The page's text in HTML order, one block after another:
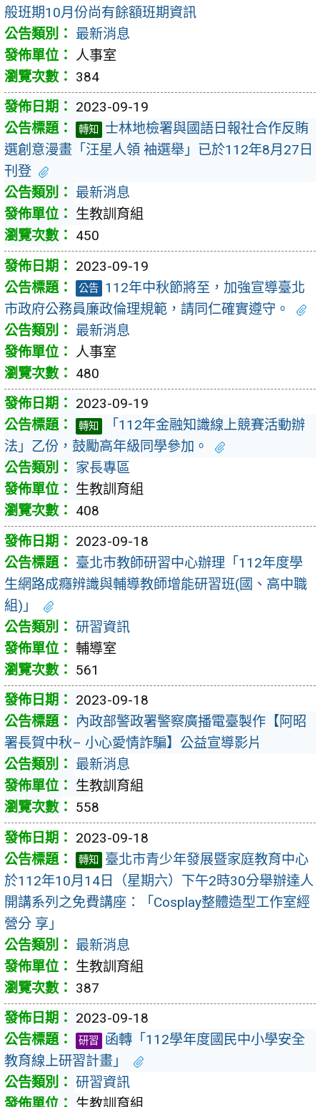
般班期10月份尚有餘額班期資訊
最新消息
人事室
384
2023-09-19
轉知
士林地檢署與國語日報社合作反賄
選創意漫畫「汪星人領 袖選舉」已於112年8月27日
刊登
最新消息
生教訓育組
450
2023-09-19
公告 112年中秋節將至，加強宣導臺北
市政府公務員廉政倫理規範，請同仁確實遵守。
最新消息
人事室
480
2023-09-19
轉知
「112年金融知識線上競賽活動辦
法」乙份，鼓勵高年級同學參加。
家長專區
生教訓育組
408
2023-09-18
臺北市教師研習中心辦理「112年度學
生網路成癮辨識與輔導教師增能研習班(國、高中職
組)」
研習資訊
輔導室
561
2023-09-18
內政部警政署警察廣播電臺製作【阿昭
署長賀中秋– 小心愛情詐騙】公益宣導影片
最新消息
生教訓育組
558
2023-09-18
轉知
臺北市青少年發展暨家庭教育中心
於112年10月14日（星期六）下午2時30分舉辦達人
開講系列之免費講座：「Cosplay整體造型工作室經
營分 享」
最新消息
生教訓育組
387
2023-09-18
研習
函轉「112學年度國民中小學安全
教育線上研習計畫」
研習資訊